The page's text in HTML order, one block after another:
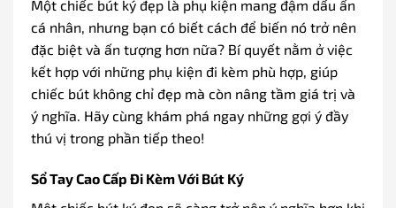
Một chiếc bút ký đẹp là phụ kiện mang đậm dấu ấn
cá nhân, nhưng bạn có biết cách để biến nó trở nên
đặc biệt và ấn tượng hơn nữa? Bí quyết nằm ở việc
kết hợp với những phụ kiện đi kèm phù hợp, giúp
chiếc bút không chỉ đẹp mà còn nâng tầm giá trị và
ý nghĩa. Hãy cùng khám phá ngay những gợi ý đầy
thú vị trong phần tiếp theo!
Sổ Tay Cao Cấp Đi Kèm Với Bút Ký